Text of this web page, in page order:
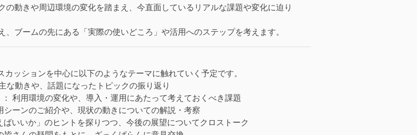
の動きや周辺環境の変化を踏まえ、今直面しているリアルな課題や変化に迫り
、ブームの先にある「実際の使いどころ」や活用へのステップを考えます。
ッションを中心に以下のようなテーマに触れていく予定です。
な動きや、話題になったトピックの振り返り
利用環境の変化や、導入・運用にあたって考えておくべき課題
シーンのご紹介や、現状の動きについての解説・考察
ばいいか」のヒントを探りつつ、今後の展望についてクロストーク